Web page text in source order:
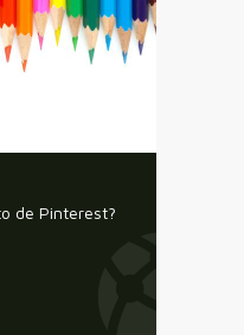
de Pinterest?